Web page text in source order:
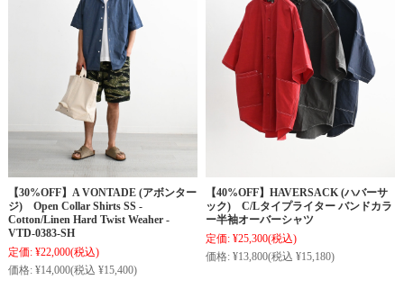
【30%OFF】A VONTADE (アボンター
ジ) Open Collar Shirts SS -
Cotton/Linen Hard Twist Weaher -
VTD-0383-SH
定価: ¥22,000(税込)
価格: ¥14,000(税込 ¥15,400)
【40%OFF】HAVERSACK (ハバーサ
ック) C/Lタイプライター バンドカラ
ー半袖オーバーシャツ
定価: ¥25,300(税込)
価格: ¥13,800(税込 ¥15,180)